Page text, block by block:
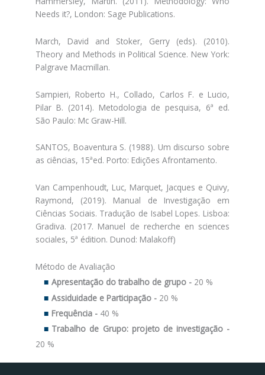
Needs it?, London: Sage Publications.
March, David and Stoker, Gerry (eds). (2010).
Theory and Methods in Political Science. New York:
Palgrave Macmillan.
Sampieri, Roberto H., Collado, Carlos F. e Lucio,
Pilar B. (2014). Metodologia de pesquisa, 6ª ed.
São Paulo: Mc Graw-Hill.
SANTOS, Boaventura S. (1988). Um discurso sobre
as ciências, 15ªed. Porto: Edições Afrontamento.
Van Campenhoudt, Luc, Marquet, Jacques e Quivy,
Raymond, (2019). Manual de Investigação em
Ciências Sociais. Tradução de Isabel Lopes. Lisboa:
Gradiva. (2017. Manuel de recherche en sciences
sociales, 5ª édition. Dunod: Malakoff)
Método de Avaliação
Apresentação do trabalho de grupo - 20 %
Assiduidade e Participação - 20 %
Frequência - 40 %
Trabalho de Grupo: projeto de investigação -
20 %
Facebook
Instagram da FCTPortal da UAc